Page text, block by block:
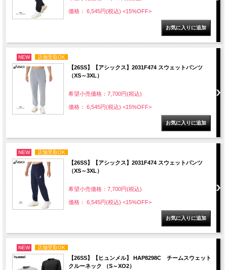
価格： 6,545円(税込) <15%OFF>
NEW 店舗受取OK
【26SS】【アシックス】2031F474 スウェットパンツ
（XS～3XL）
希望小売価格：7,700円(税込)
価格： 6,545円(税込) <15%OFF>
NEW 店舗受取OK
【26SS】【アシックス】2031F474 スウェットパンツ
（XS～3XL）
希望小売価格：7,700円(税込)
価格： 6,545円(税込) <15%OFF>
NEW 店舗受取OK
【26SS】【ヒュンメル】 HAP8298C チームスウェット
クルーネック （S～XO2）